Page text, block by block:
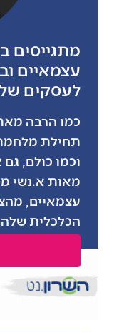
מתגייסים
עצמאיים
לעסקים
תחילת
וכמו כולם,
מאות א.נשי
עצמאיים,
הכלכלית